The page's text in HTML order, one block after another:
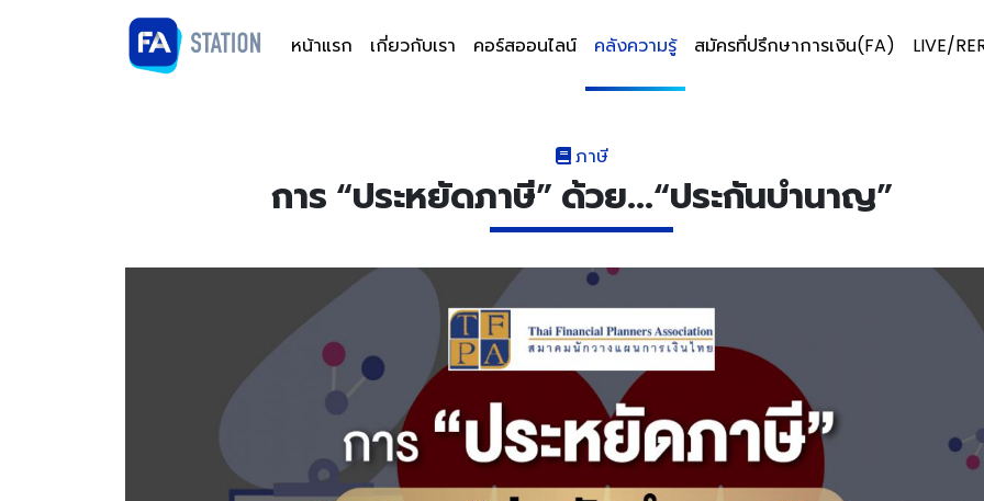
หน้าแรก เกี่ยวกับเรา คอร์สออนไลน์ คลังความรู้ สมัครที่ปรึกษาการเงิน(FA) LIVE/
ภาษี
การ “ประหยัดภาษี” ด้วย...“ประกันบำนาญ”